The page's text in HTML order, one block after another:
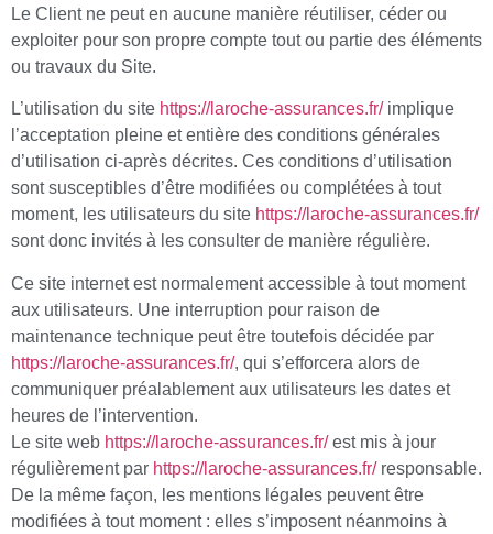
Le Client ne peut en aucune manière réutiliser, céder ou
exploiter pour son propre compte tout ou partie des éléments
ou travaux du Site.
L’utilisation du site https://laroche-assurances.fr/implique
l’acceptation pleine et entière des conditions générales
d’utilisation ci-après décrites. Ces conditions d’utilisation
sont susceptibles d’être modifiées ou complétées à tout
moment, les utilisateurs du site https://laroche-assurances.fr/
sont donc invités à les consulter de manière régulière.
Ce site internet est normalement accessible à tout moment
aux utilisateurs. Une interruption pour raison de
maintenance technique peut être toutefois décidée par
https://laroche-assurances.fr/, qui s’efforcera alors de
communiquer préalablement aux utilisateurs les dates et
heures de l’intervention.
Le site web https://laroche-assurances.fr/est mis à jour
régulièrement par https://laroche-assurances.fr/responsable.
De la même façon, les mentions légales peuvent être
modifiées à tout moment : elles s’imposent néanmoins à